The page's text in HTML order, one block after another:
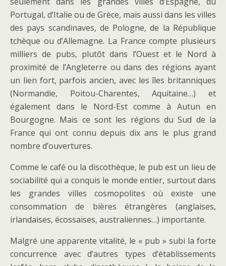
Portugal, d’Italie ou de Grèce, mais aussi dans les villes
des pays scandinaves, de Pologne, de la République
tchèque ou d’Allemagne. La France compte plusieurs
milliers de pubs, plutôt dans l’Ouest et le Nord à
proximité de l’Angleterre ou dans des régions ayant
un lien fort, parfois ancien, avec les îles britanniques
(Normandie, Poitou-Charentes, Aquitaine…) et
également dans le Nord-Est comme à Autun en
Bourgogne. Mais ce sont les régions du Sud de la
France qui ont connu depuis dix ans le plus grand
nombre d’ouvertures.
Comme le café ou la discothèque, le pub est un lieu de
sociabilité qui a conquis le monde entier, surtout dans
les grandes villes cosmopolites où existe une
consommation de bières étrangères (anglaises,
irlandaises, écossaises, australiennes…) importante.
Malgré une apparente vitalité, le « pub » subi la forte
concurrence avec d’autres types d’établissements